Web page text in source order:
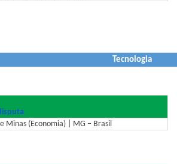
Tecnologia
Minas (Economia) | MG – Brasil